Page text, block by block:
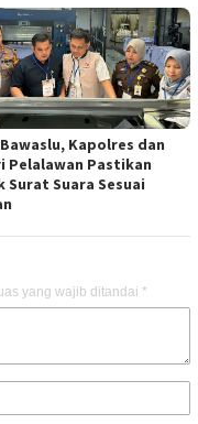
Bawaslu, Kapolres dan
Pelalawan Pastikan
Surat Suara Sesuai
yang wajib ditandai *